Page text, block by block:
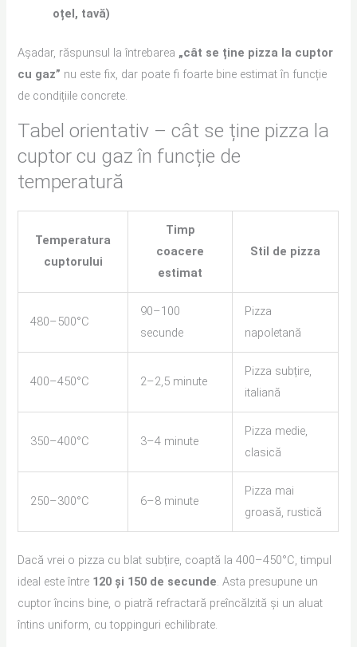
oțel, tavă)
Așadar, răspunsul la întrebarea „cât se ține pizza la cuptor
cu gaz” nu este fix, dar poate fi foarte bine estimat în funcție
de condițiile concrete.
Tabel orientativ – cât se ține pizza la
cuptor cu gaz în funcție de
temperatură
Temperatura
cuptorului
Timp
coacere
estimat
Stil de pizza
480–500°C
90–100
secunde
Pizza
napoletană
400–450°C 2–2,5 minute
Pizza subțire,
italiană
350–400°C 3–4 minute
Pizza medie,
clasică
250–300°C 6–8 minute
Pizza mai
groasă, rustică
Dacă vrei o pizza cu blat subțire, coaptă la 400–450°C, timpul
ideal este între 120 și 150 de secunde. Asta presupune un
cuptor încins bine, o piatră refractară preîncălzită și un aluat
întins uniform, cu toppinguri echilibrate.